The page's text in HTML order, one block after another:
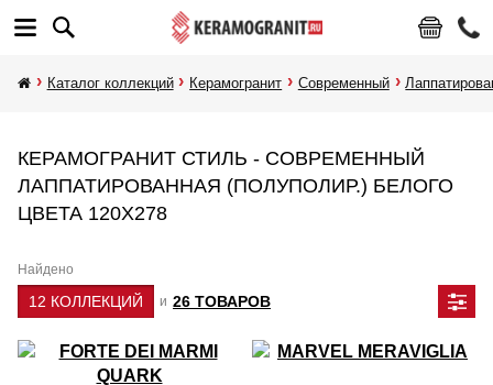
Каталог коллекций Керамогранит Современный
КЕРАМОГРАНИТ СТИЛЬ - СОВРЕМЕННЫЙ
ЛАППАТИРОВАННАЯ (ПОЛУПОЛИР.) БЕЛОГО
ЦВЕТА 120Х278
Найдено
12 КОЛЛЕКЦИЙ и 26 ТОВАРОВ